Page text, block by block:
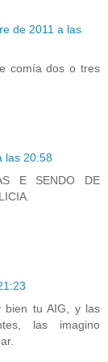
de 2011 a las
comía dos o tres
las 20:58
E SENDO DE
bien tu AIG, y las
las imagino